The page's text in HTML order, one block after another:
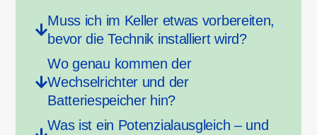
Muss ich im Keller etwas vorbereiten,
bevor die Technik installiert wird?
Wo genau kommen der
Wechselrichter und der
Batteriespeicher hin?
Was ist ein Potenzialausgleich – und